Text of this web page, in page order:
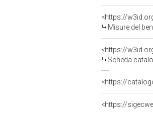
<https://
Misure del
<https://
Scheda
<https://
<https://